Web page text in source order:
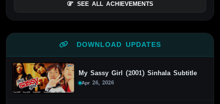
SEE ALL ACHIEVEMENTS
DOWNLOAD UPDATES
My Sassy Girl (2001) Sinhala Subtitle
Apr 26, 2026